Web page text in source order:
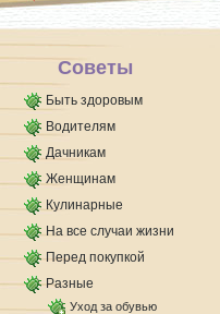
Советы
Быть здоровым
Водителям
Дачникам
Женщинам
Кулинарные
На все случаи жизни
Перед покупкой
Разные
Уход за обувью